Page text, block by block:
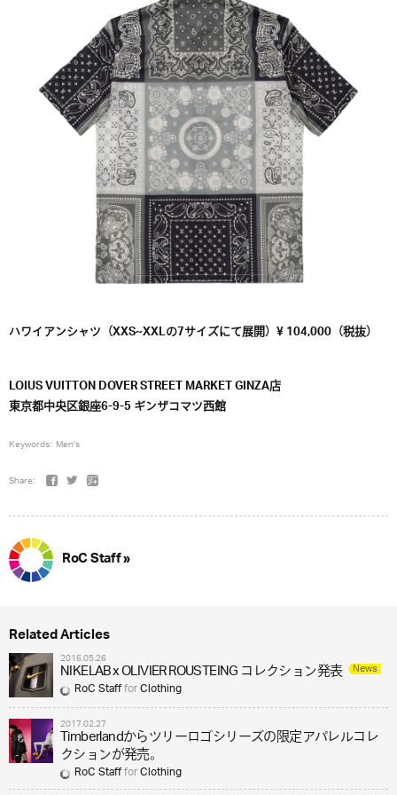
ハワイアンシャツ（XXS~XXLの7サイズにて展開）¥ 104,000（税抜）
LOIUS VUITTON DOVER STREET MARKET GINZA店
東京都中央区銀座6-9-5 ギンザコマツ西館
Keywords: Men's
Share:
RoC Staff »
Related Articles
2016.05.26
NIKELAB x OLIVIER ROUSTEING コレクション発表 News
RoC StaffforClothing
2017.02.27
Timberlandからツリーロゴシリーズの限定アパレルコレ
クションが発売。
RoC StaffforClothing